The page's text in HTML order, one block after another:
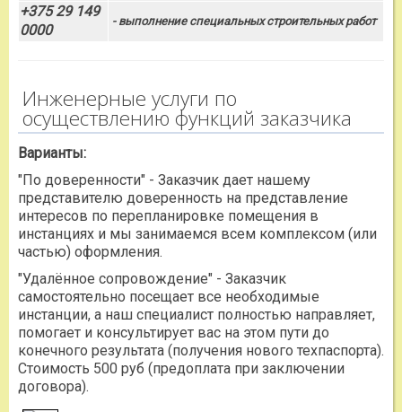
+375 29 149
0000
- выполнение специальных строительных работ
Инженерные услуги по
осуществлению функций заказчика
Варианты:
"По доверенности" - Заказчик дает нашему
представителю доверенность на представление
интересов по перепланировке помещения в
инстанциях и мы занимаемся всем комплексом (или
частью) оформления.
"Удалённое сопровождение" - Заказчик
самостоятельно посещает все необходимые
инстанции, а наш специалист полностью направляет,
помогает и консультирует вас на этом пути до
конечного результата (получения нового техпаспорта).
Стоимость 500 руб (предоплата при заключении
договора).